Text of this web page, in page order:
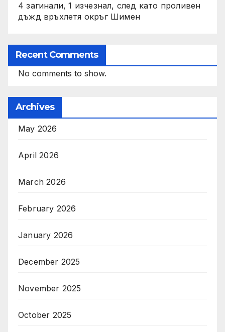
4 загинали, 1 изчезнал, след като проливен
дъжд връхлетя окръг Шимен
Recent Comments
No comments to show.
Archives
May 2026
April 2026
March 2026
February 2026
January 2026
December 2025
November 2025
October 2025